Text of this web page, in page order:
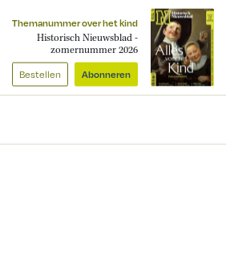
Themanummer over het kind
Historisch Nieuwsblad -
zomernummer 2026
Bestellen Abonneren